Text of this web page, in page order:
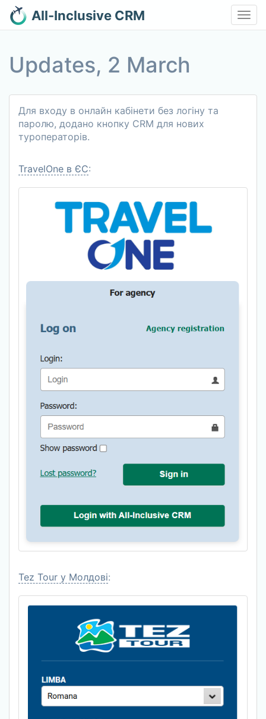
All-Inclusive CRM
Updates, 2 March
Для входу в онлайн кабінети без логіну та
паролю, додано кнопку CRM для нових
туроператорів.
TravelOne в ЄС:
Tez Tour у Молдові: